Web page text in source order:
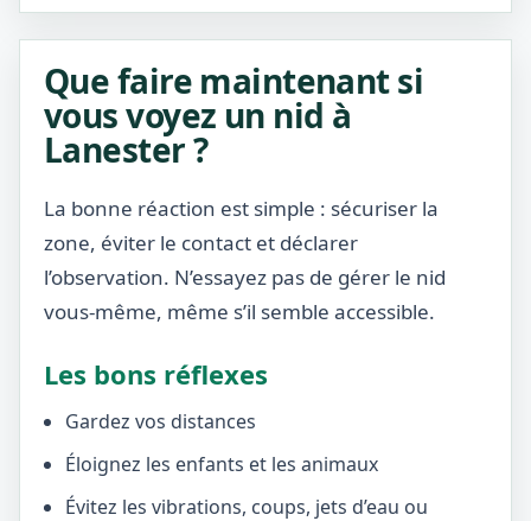
Que faire maintenant si
vous voyez un nid à
Lanester ?
La bonne réaction est simple : sécuriser la
zone, éviter le contact et déclarer
l’observation. N’essayez pas de gérer le nid
vous-même, même s’il semble accessible.
Les bons réflexes
Gardez vos distances
Éloignez les enfants et les animaux
Évitez les vibrations, coups, jets d’eau ou